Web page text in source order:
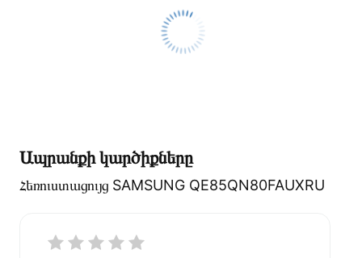
Ապրանքի կարծիքները
Հեռուստացույց SAMSUNG QE85QN80FAUXRU